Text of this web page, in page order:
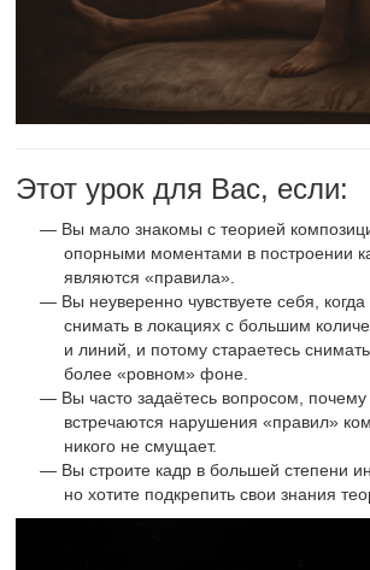
Этот урок для Вас, если:
Вы мало знакомы с теорией
опорными моментами в построении
являются «правила».
Вы неуверенно чувствуете себя,
снимать в локациях с большим
и линий, и потому стараетесь
более «ровном» фоне.
Вы часто задаётесь вопросом,
встречаются нарушения «правил»
никого не смущает.
Вы строите кадр в большей степени
но хотите подкрепить свои знания